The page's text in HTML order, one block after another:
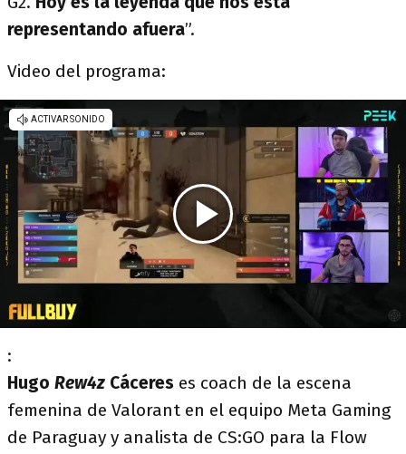
representando afuera”.
Video del programa:
:
Hugo Rew4z Cáceres es coach de la escena
femenina de Valorant en el equipo Meta Gaming
de Paraguay y analista de CS:GO para la Flow